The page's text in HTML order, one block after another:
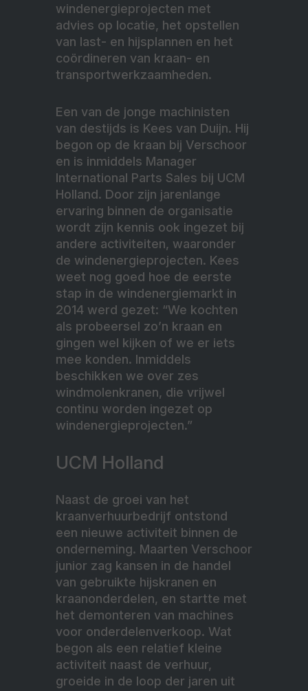
windenergieprojecten met
advies op locatie, het opstellen
van last- en hijsplannen en het
coördineren van kraan- en
transportwerkzaamheden.
Een van de jonge machinisten
van destijds is Kees van Duijn. Hij
begon op de kraan bij Verschoor
en is inmiddels Manager
International Parts Sales bij UCM
Holland. Door zijn jarenlange
ervaring binnen de organisatie
wordt zijn kennis ook ingezet bij
andere activiteiten, waaronder
de windenergieprojecten. Kees
weet nog goed hoe de eerste
stap in de windenergiemarkt in
2014 werd gezet: “We kochten
als probeersel zo’n kraan en
gingen wel kijken of we er iets
mee konden. Inmiddels
beschikken we over zes
windmolenkranen, die vrijwel
continu worden ingezet op
windenergieprojecten.”
UCM Holland
Naast de groei van het
kraanverhuurbedrijf ontstond
een nieuwe activiteit binnen de
onderneming. Maarten Verschoor
junior zag kansen in de handel
van gebruikte hijskranen en
kraanonderdelen, en startte met
het demonteren van machines
voor onderdelenverkoop. Wat
begon als een relatief kleine
activiteit naast de verhuur,
groeide in de loop der jaren uit